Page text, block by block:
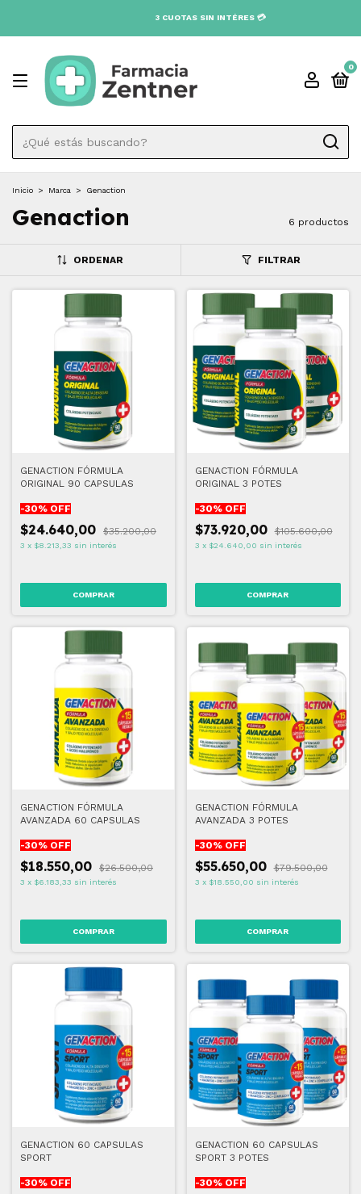
0
Inicio > Marca > Genaction
Genaction 6 productos
ORDENAR FILTRAR
GENACTION FÓRMULA
ORIGINAL 90 CAPSULAS
-30% OFF
$24.640,00 $35.200,00
3 x $8.213,33 sin interés
GENACTION FÓRMULA
ORIGINAL 3 POTES
-30% OFF
$73.920,00 $105.600,00
3 x $24.640,00 sin interés
GENACTION FÓRMULA
AVANZADA 60 CAPSULAS
-30% OFF
$18.550,00 $26.500,00
3 x $6.183,33 sin interés
GENACTION FÓRMULA
AVANZADA 3 POTES
-30% OFF
$55.650,00 $79.500,00
3 x $18.550,00 sin interés
GENACTION 60 CAPSULAS
SPORT
-30% OFF
GENACTION 60 CAPSULAS
SPORT 3 POTES
-30% OFF